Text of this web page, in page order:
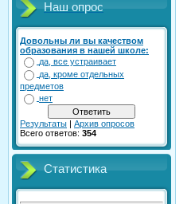
Наш опрос
Довольны ли вы качеством
образования в нашей школе:
да, все устраивает
да, кроме отдельных
предметов
нет
Результаты | Архив опросов
Всего ответов: 354
Статистика